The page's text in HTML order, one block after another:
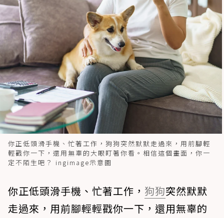
你正低頭滑手機、忙著工作，狗狗突然默默走過來，用前腳輕
輕戳你一下，還用無辜的大眼盯著你看。相信這個畫面，你一
定不陌生吧？ ingimage示意圖
你正低頭滑手機、忙著工作， 狗狗突然默默
走過來，用前腳輕輕戳你一下，還用無辜的